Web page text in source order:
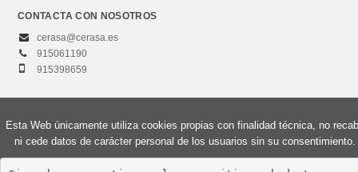
CONTACTA CON NOSOTROS
cerasa@cerasa.es
915061190
915398659
© 2026, Editorial Centro de Estudios Ramón Areces, S.A. Todos los derechos
Esta Web únicamente utiliza cookies propias con finalidad técnica, no
ni cede datos de carácter personal de los usuarios sin su consentimiento.